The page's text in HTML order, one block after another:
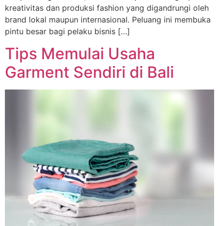
kreativitas dan produksi fashion yang digandrungi oleh
brand lokal maupun internasional. Peluang ini membuka
pintu besar bagi pelaku bisnis […]
Tips Memulai Usaha
Garment Sendiri di Bali